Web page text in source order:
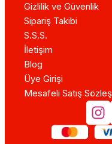
Gizlilik ve Güvenlik
Sipariş Takibi
S.S.S.
İletişim
Blog
Üye Girişi
Mesafeli Satış